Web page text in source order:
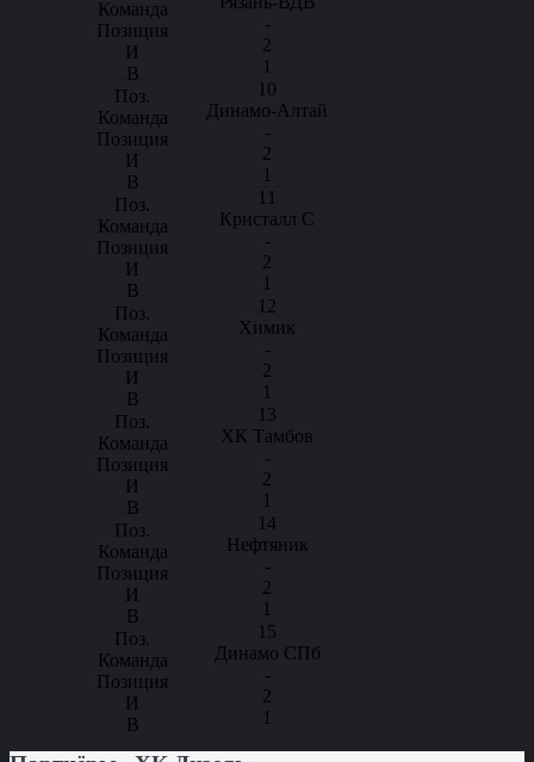
-
2
1
10
Динамо-Алтай
-
2
1
11
Кристалл С
-
2
1
12
Химик
-
2
1
13
ХК Тамбов
-
2
1
14
Нефтяник
-
2
1
15
Динамо СПб
-
2
1